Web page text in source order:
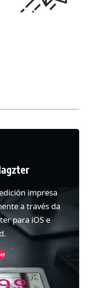
impresa
a través da
para iOS e